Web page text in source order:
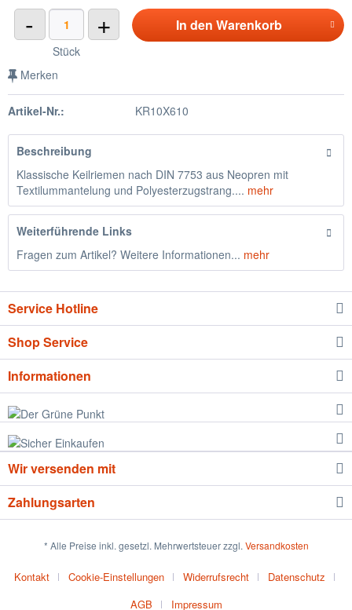
- +
Stück
In den Warenkorb
Merken
Artikel-Nr.: KR10X610
Beschreibung
Klassische Keilriemen nach DIN 7753 aus Neopren mit
Textilummantelung und Polyesterzugstrang.... mehr
Weiterführende Links
Fragen zum Artikel? Weitere Informationen... mehr
Service Hotline
Shop Service
Informationen
Wir versenden mit
Zahlungsarten
* Alle Preise inkl. gesetzl. Mehrwertsteuer zzgl. Versandkosten
Kontakt Cookie-Einstellungen Widerrufsrecht
Datenschutz
AGB
Impressum